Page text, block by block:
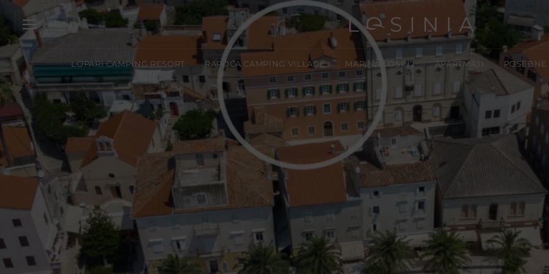
Menu
LOPARI CAMPING RESORT RAPOĆA CAMPING VILLAGE MARINA LOŠINJ APARTMAJI
O